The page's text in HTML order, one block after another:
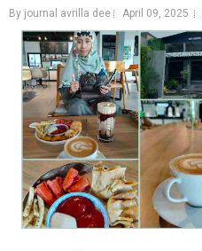
By journal avrilla dee April 09, 2025